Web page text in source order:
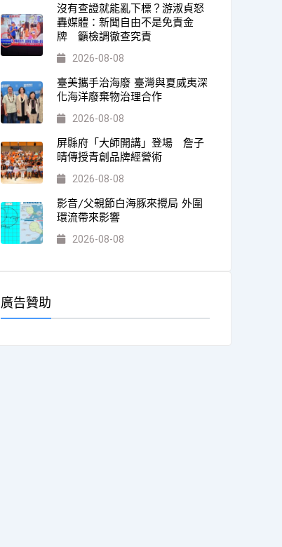
沒有查證就能亂下標？游淑貞怒
轟媒體：新聞自由不是免責金
牌 籲檢調徹查究責
2026-08-08
臺美攜手治海廢 臺灣與夏威夷深
化海洋廢棄物治理合作
2026-08-08
屏縣府「大師開講」登場 詹子
晴傳授青創品牌經營術
2026-08-08
影音/父親節白海豚來攪局 外圍
環流帶來影響
2026-08-08
廣告贊助